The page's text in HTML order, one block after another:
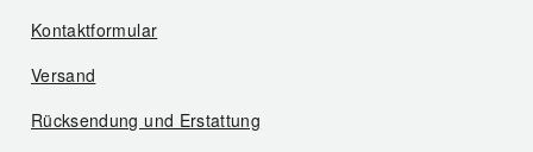
Kontaktformular
Versand
Rücksendung und Erstattung